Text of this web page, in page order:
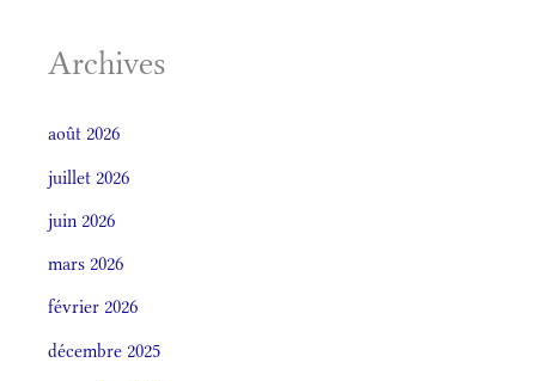
Archives
août 2026
juillet 2026
juin 2026
mars 2026
février 2026
décembre 2025